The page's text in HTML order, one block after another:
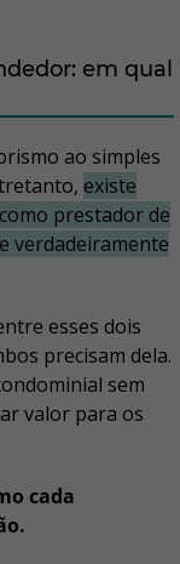
em qual
ao simples
existe
prestador de
verdadeiramente
esses dois
precisam dela.
sem
valor para os
cada